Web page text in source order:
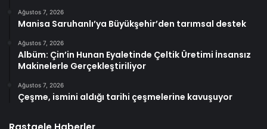
Ağustos 7, 2026
Manisa Saruhanlı’ya Büyükşehir’den tarımsal destek
Ağustos 7, 2026
Albüm: Çin’in Hunan Eyaletinde Çeltik Üretimi İnsansız
Makinelerle Gerçekleştiriliyor
Ağustos 7, 2026
Çeşme, ismini aldığı tarihi çeşmelerine kavuşuyor